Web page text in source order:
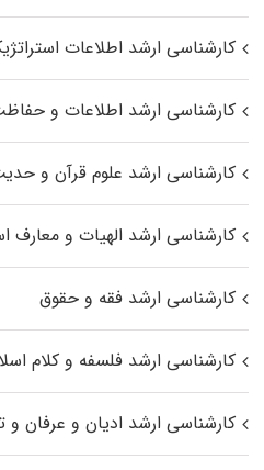
کارشناسی ارشد اطلاعات
کارشناسی ارشد اطلاعات و
کارشناسی ارشد علوم قرآن و
کارشناسی ارشد الهیات و
کارشناسی ارشد فقه و حقوق
کارشناسی ارشد فلسفه و کلام
کارشناسی ارشد ادیان و عرفان